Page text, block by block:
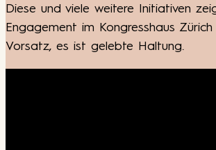
Diese und viele weitere Initiativen
Engagement im Kongresshaus
Vorsatz, es ist gelebte Haltung.